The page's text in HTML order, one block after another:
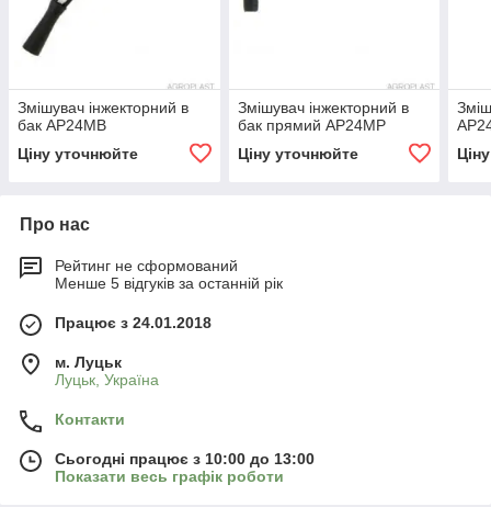
Змішувач інжекторний в
бак AP24MB
Ціну уточнюйте
Змішувач інжекторний в
бак прямий AP24MP
Ціну уточнюйте
Про нас
Рейтинг не сформований
Менше 5 відгуків за останній рік
Працює з 24.01.2018
м. Луцьк
Луцьк, Україна
Контакти
Сьогодні працює з 10:00 до 13:00
Показати весь графік роботи